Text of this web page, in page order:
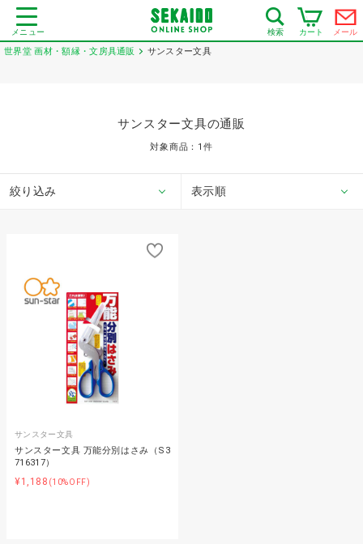
メニュー 検索 カート メール
世界堂 画材・額縁・文房具通販 サンスター文具
サンスター文具の通販
対象商品： 1 件
絞り込み 表示順
サンスター文具
サンスター文具 万能分別はさみ（S3
716317）
¥1,188 (10%OFF)